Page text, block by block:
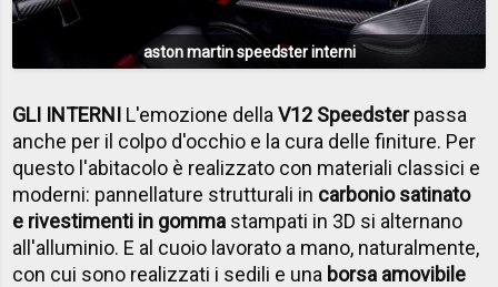
aston martin speedster interni
GLI INTERNI L'emozione dellaV12 Speedsterpassa
anche per il colpo d'occhio e la cura delle finiture. Per
questo l'abitacolo è realizzato con materiali classici e
moderni: pannellature strutturali in carbonio satinato
e rivestimenti in gomma stampati in 3D si alternano
all'alluminio. E al cuoio lavorato a mano, naturalmente,
con cui sono realizzati i sedili e una borsa amovibile